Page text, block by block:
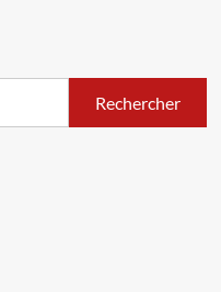
Rechercher